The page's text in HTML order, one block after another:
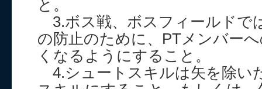
と。
3.ボス戦、ボスフィールドで
の防止のために、PTメンバー
くなるようにすること。
4.シュートスキルは矢を除い